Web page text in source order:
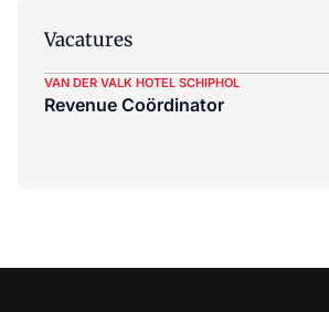
Vacatures
VAN DER VALK HOTEL SCHIPHOL
Revenue Coördinator